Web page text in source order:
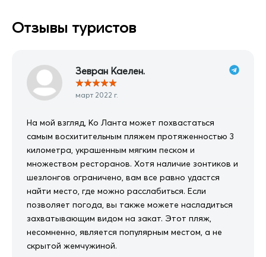
Отзывы туристов
Зевран Каелен.
★★★★★
март 2022 г.
На мой взгляд, Ко Ланта может похвастаться
самым восхитительным пляжем протяженностью 3
километра, украшенным мягким песком и
множеством ресторанов. Хотя наличие зонтиков и
шезлонгов ограничено, вам все равно удастся
найти место, где можно расслабиться. Если
позволяет погода, вы также можете насладиться
захватывающим видом на закат. Этот пляж,
несомненно, является популярным местом, а не
скрытой жемчужиной.